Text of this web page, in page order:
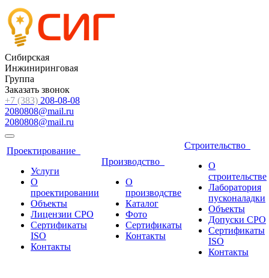
Сибирская
Инжиниринговая
Группа
Заказать звонок
+7 (383) 208-08-08
2080808@mail.ru
2080808@mail.ru
Проектирование
Услуги
О
проектировании
Объекты
Лицензии СРО
Сертификаты
ISO
Контакты
Производство
О
производстве
Каталог
Фото
Сертификаты
Контакты
Строительство
О
строительстве
Лаборатория
пусконаладки
Объекты
Допуски СРО
Сертификаты
ISO
Контакты